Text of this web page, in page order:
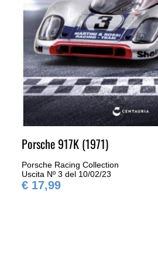
Porsche 917K (1971)
Porsche Racing Collection
Uscita Nº 3 del 10/02/23
€ 17,99